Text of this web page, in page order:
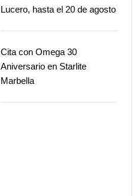
Lucero, hasta el 20 de agosto
Cita con Omega 30
Aniversario en Starlite
Marbella